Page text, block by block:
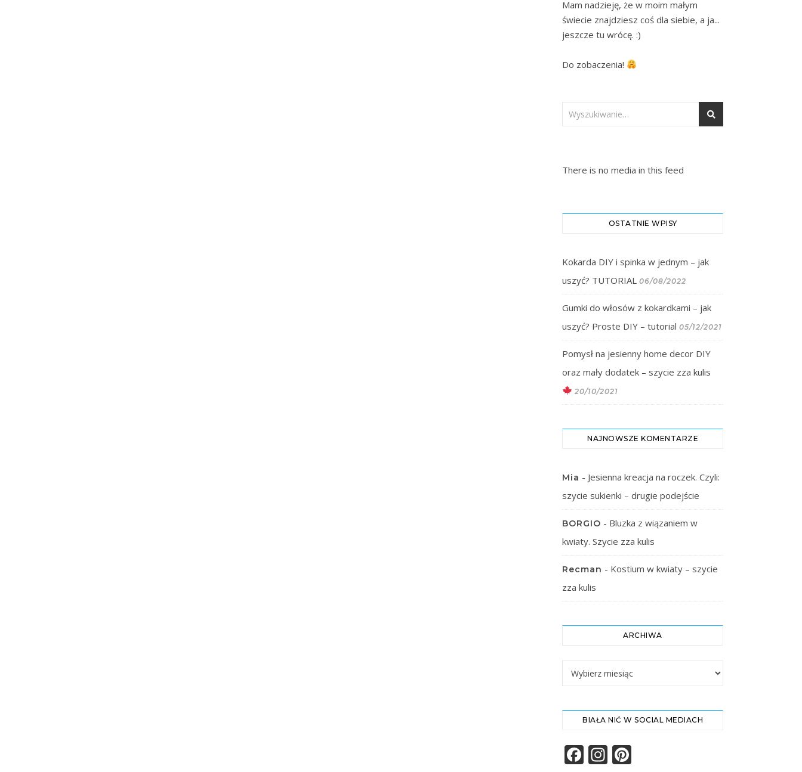
Mam nadzieję, że w moim małym
świecie znajdziesz coś dla siebie, a ja...
jeszcze tu wrócę. :)
Do zobaczenia!
There is no media in this feed
OSTATNIE WPISY
Kokarda DIY i spinka w jednym – jak
uszyć? TUTORIAL 06/08/2022
Gumki do włosów z kokardkami – jak
uszyć? Proste DIY – tutorial 05/12/2021
Pomysł na jesienny home decor DIY
oraz mały dodatek – szycie zza kulis
20/10/2021
NAJNOWSZE KOMENTARZE
Mia - Jesienna kreacja na roczek. Czyli:
szycie sukienki – drugie podejście
BORGIO - Bluzka z wiązaniem w
kwiaty. Szycie zza kulis
Recman - Kostium w kwiaty – szycie
zza kulis
ARCHIWA
BIAŁA NIĆ W SOCIAL MEDIACH
Facebook
Instagram